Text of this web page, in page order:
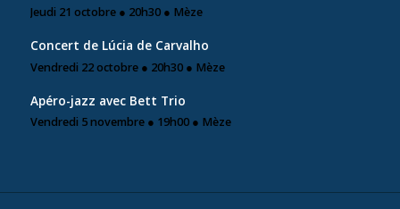
Jeudi 21 octobre ● 20h30 ● Mèze
Concert de Lúcia de Carvalho
Vendredi 22 octobre ● 20h30 ● Mèze
Apéro-jazz avec Bett Trio
Vendredi 5 novembre ● 19h00 ● Mèze